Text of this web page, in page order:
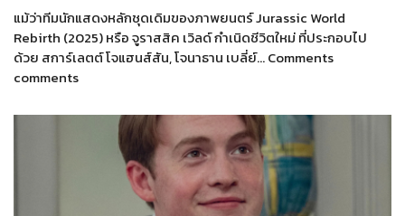
แม้ว่าทีมนักแสดงหลักชุดเดิมของภาพยนตร์ Jurassic World
Rebirth (2025) หรือ จูราสสิค เวิลด์ กำเนิดชีวิตใหม่ ที่ประกอบไป
ด้วย สการ์เลตต์ โจแฮนส์สัน, โจนาธาน เบลี่ย์… Comments
comments